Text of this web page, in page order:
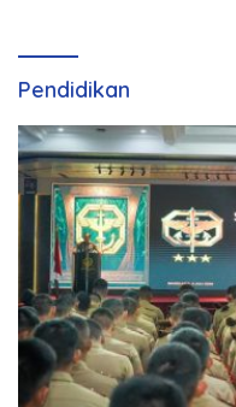
Pendidikan